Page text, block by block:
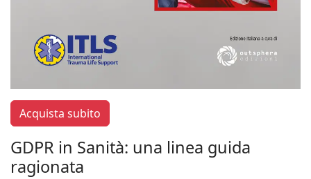
Acquista subito
GDPR in Sanità: una linea guida
ragionata